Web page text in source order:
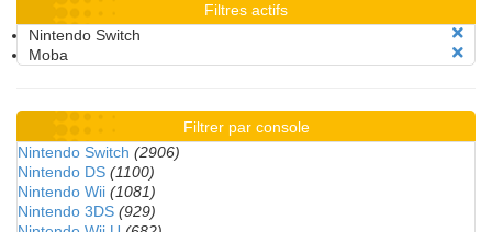
Filtres actifs
Nintendo Switch
Moba
Filtrer par console
Nintendo Switch (2906)
Nintendo DS (1100)
Nintendo Wii (1081)
Nintendo 3DS (929)